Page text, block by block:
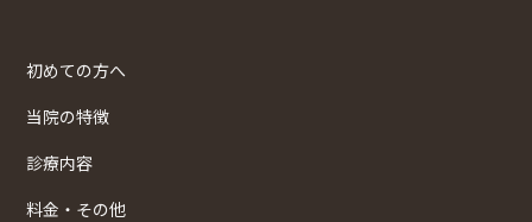
初めての方へ
当院の特徴
診療内容
料金・その他